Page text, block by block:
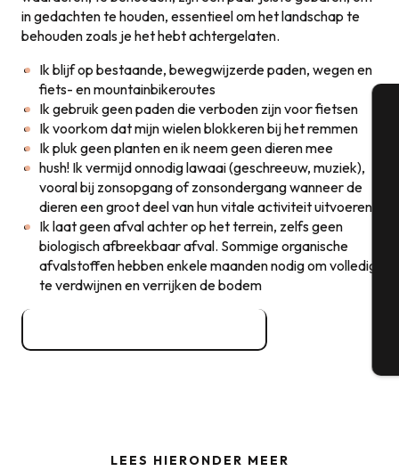
in gedachten te houden, essentieel om het landschap te
behouden zoals je het hebt achtergelaten.
Ik blijf op bestaande, bewegwijzerde paden, wegen en
fiets- en mountainbikeroutes
Ik gebruik geen paden die verboden zijn voor fietsen
Ik voorkom dat mijn wielen blokkeren bij het remmen
Ik pluk geen planten en ik neem geen dieren mee
hush! Ik vermijd onnodig lawaai (geschreeuw, muziek),
vooral bij zonsopgang of zonsondergang wanneer de
dieren een groot deel van hun vitale activiteit uitvoeren
Ik laat geen afval achter op het terrein, zelfs geen
biologisch afbreekbaar afval. Sommige organische
afvalstoffen hebben enkele maanden nodig om volledig
te verdwijnen en verrijken de bodem
LEES HIERONDER MEER